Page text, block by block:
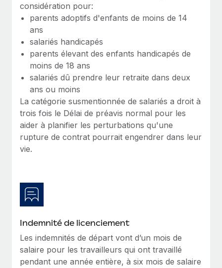
Comment Phiture gère ses 55 employés
répartis dans 19 pays grâce à Remote
Phiture, un leader notable du conseil en matière de
croissance mobile internationale, encourage les...
En savoir plus
considération pour:
parents adoptifs d'enfants de moins de 14
ans
salariés handicapés
parents élevant des enfants handicapés de
moins de 18 ans
salariés dû prendre leur retraite dans deux
ans ou moins
La catégorie susmentionnée de salariés a droit à
trois fois le Délai de préavis normal pour les
aider à planifier les perturbations qu'une
rupture de contrat pourrait engendrer dans leur
vie.
Indemnité de licenciement
Les indemnités de départ vont d’un mois de
salaire pour les travailleurs qui ont travaillé
pendant une année entière, à six mois de salaire